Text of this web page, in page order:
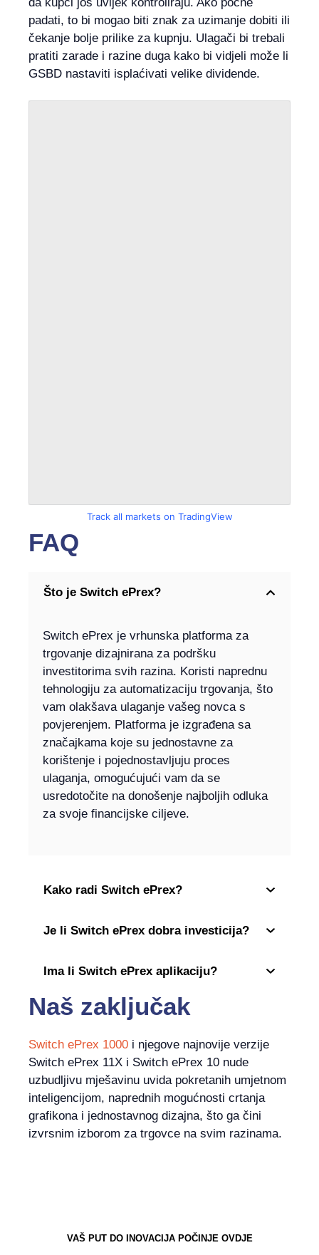
padati, to bi mogao biti znak za uzimanje dobiti ili
čekanje bolje prilike za kupnju. Ulagači bi trebali
pratiti zarade i razine duga kako bi vidjeli može li
GSBD nastaviti isplaćivati ​​velike dividende.
Track all markets on TradingView
FAQ
Što je Switch ePrex?
Switch ePrex je vrhunska platforma za
trgovanje dizajnirana za podršku
investitorima svih razina. Koristi naprednu
tehnologiju za automatizaciju trgovanja, što
vam olakšava ulaganje vašeg novca s
povjerenjem. Platforma je izgrađena sa
značajkama koje su jednostavne za
korištenje i pojednostavljuju proces
ulaganja, omogućujući vam da se
usredotočite na donošenje najboljih odluka
za svoje financijske ciljeve.
Kako radi Switch ePrex?
Je li Switch ePrex dobra investicija?
Ima li Switch ePrex aplikaciju?
Naš zaključak
Switch ePrex 1000 i njegove najnovije verzije
Switch ePrex 11X i Switch ePrex 10 nude
uzbudljivu mješavinu uvida pokretanih umjetnom
inteligencijom, naprednih mogućnosti crtanja
grafikona i jednostavnog dizajna, što ga čini
izvrsnim izborom za trgovce na svim razinama.
VAŠ PUT DO INOVACIJA POČINJE OVDJE